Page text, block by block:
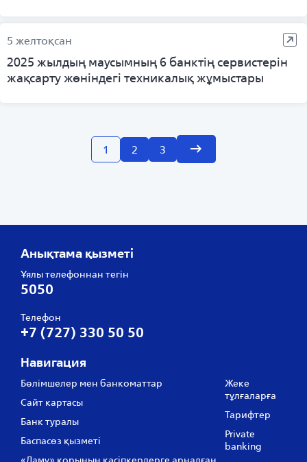
5 желтоқсан
2025 жылдың маусымның 6 банктің сервистерін
жақсарту жөніндегі техникалық жұмыстары
1 2 3
Анықтама қызметі
Ұялы телефоннан тегін
5050
Телефон
+7 (727) 330 50 50
Навигация
Бөлімшелер мен банкоматтар
Сайт картасы
Банк туралы
Баспасөз қызметі
Жеке
тұлғаларға
Тарифтер
Private
banking